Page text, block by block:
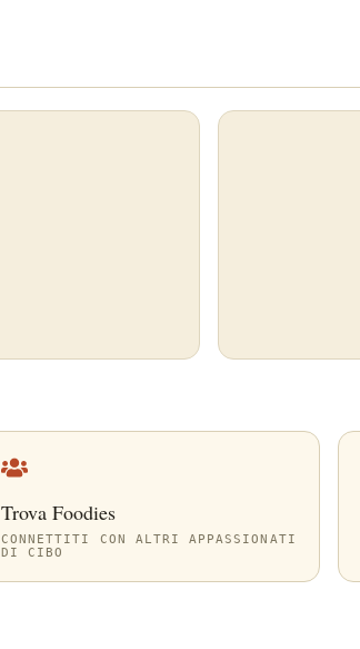
Trova Foodies
CONNETTITI CON ALTRI APPASSIONATI
DI CIBO